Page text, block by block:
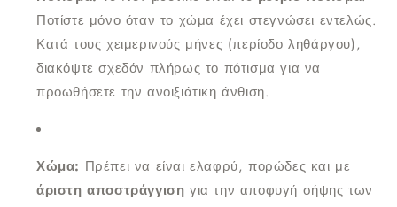
Ποτίστε μόνο όταν το χώμα έχει στεγνώσει εντελώς.
Κατά τους χειμερινούς μήνες (περίοδο ληθάργου),
διακόψτε σχεδόν πλήρως το πότισμα για να
προωθήσετε την ανοιξιάτικη άνθιση.
Χώμα: Πρέπει να είναι ελαφρύ, πορώδες και με
άριστη αποστράγγιση για την αποφυγή σήψης των